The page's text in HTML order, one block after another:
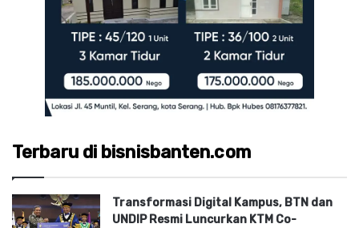
Terbaru di bisnisbanten.com
Transformasi Digital Kampus, BTN dan
UNDIP Resmi Luncurkan KTM Co-